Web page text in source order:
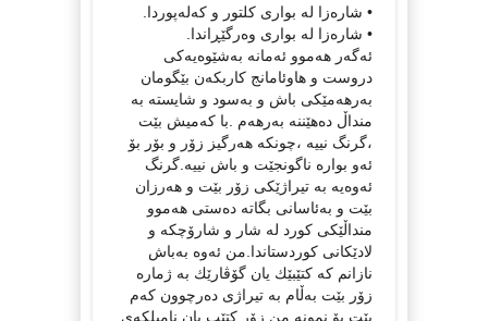
• شاره‌زا له‌ بواری كلتور و كه‌له‌پوردا.
• شاره‌زا له‌ بواری وه‌رگێڕاندا.
ئه‌گه‌ر هه‌موو ئه‌مانه‌ به‌شێوه‌یه‌كی
دروست و هاوئامانج كاربكه‌ن بێگومان
به‌رهه‌مێكی باش و به‌سود و شایسته‌ به‌
منداڵ ده‌هێننه‌ به‌رهه‌م .با كه‌میش بێت
،گرنگ نییه‌ ،چونكه‌ هه‌رگیز زۆر و بۆر بۆ
ئه‌و بواره‌ ناگونجێت و باش نییه‌.گرنگ
ئه‌وه‌یه‌ به‌ تیراژێكی زۆر بێت و هه‌رزان
بێت و به‌ئاسانی بگاته‌ ده‌ستی هه‌موو
منداڵێكی كورد له‌ شار و شارۆچكه‌ و
لادێكانی كوردستاندا.من ئه‌وه‌ به‌باش
نازانم كه‌ كتێبێك یان گۆڤارێك به‌ ژماره‌
زۆر بێت به‌ڵام به‌ تیراژی ده‌رچوون كه‌م
بێت.بۆ نمونه‌ من زۆر كتێب یان نامیلكه‌ی